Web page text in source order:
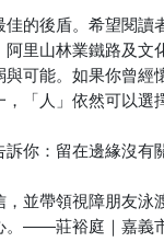
的後盾。希望閱讀
里山林業鐵路及文
可能。如果你曾經
「人」依然可以選
你：留在邊緣沒有
並帶領視障朋友泳
。――莊裕庭｜嘉義